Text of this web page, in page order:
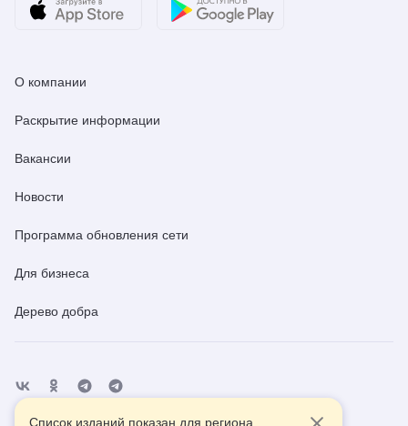
О компании
Раскрытие информации
Вакансии
Новости
Программа обновления сети
Для бизнеса
Дерево добра
Список изданий показан для региона